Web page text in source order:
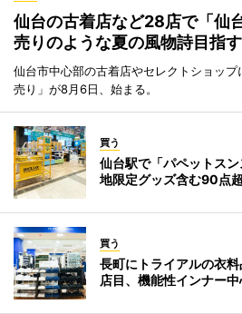
仙台の古着店など28店で「
売りのような夏の風物詩目指す
仙台市中心部の古着店やセレクトショッ
売り」が8月6日、始まる。
買う
仙台駅で「パペットス
地限定グッズ含む90点
買う
長町にトライアルの衣
店目、機能性インナー中